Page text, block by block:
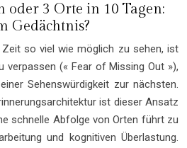
oder 3 Orte in 10 Tagen:
Gedächtnis?
so viel wie möglich zu sehen, ist
verpassen (« Fear of Missing Out »),
Sehenswürdigkeit zur nächsten.
ist dieser Ansatz
schnelle Abfolge von Orten führt zu
und kognitiven Überlastung.